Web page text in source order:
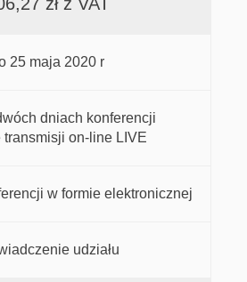
25 maja 2020 r
dniach konferencji
transmisji on-line LIVE
w formie elektronicznej
udziału